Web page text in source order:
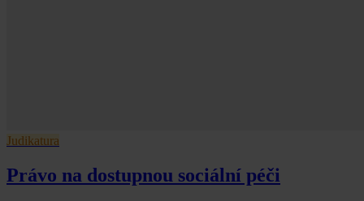
Judikatura
Právo na dostupnou sociální péči